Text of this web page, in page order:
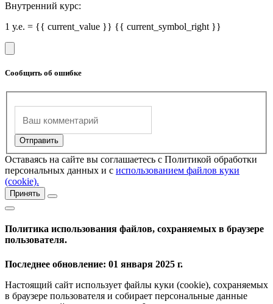
Внутренний курс:
1 у.е. = {{ current_value }} {{ current_symbol_right }}
Сообщить об ошибке
Оставаясь на сайте вы соглашаетесь с Политикой обработки
персональных данных и с использованием файлов куки
(cookie).
Принять
Политика использования файлов, сохраняемых в браузере
пользователя.
Последнее обновление: 01 января 2025 г.
Настоящий сайт использует файлы куки (cookie), сохраняемых
в браузере пользователя и собирает персональные данные